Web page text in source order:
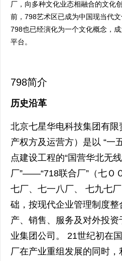
厂，向多种文化业态相融合的文化
前，798艺术区已成为中国现当代
798也已经演化为一个文化概念，
平台。
798简介
历史沿革
北京七星华电科技集团有
产权方及运营方）是以 “一
点建设工程的“国营华北无
厂”——“718联合厂”（七Ｏ
七厂、七一八厂、 七九七
础，按现代企业管理制度
产、销售、服务及对外投
业集团公司。 21世纪初在
厂在产业重组发展的同时